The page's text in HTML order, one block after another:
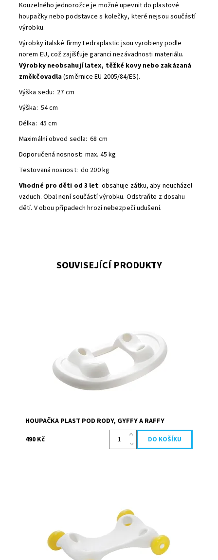
Kouzelného jednorožce je možné upevnit do plastové
houpačky nebo podstavce s kolečky, které nejsou součástí
výrobku.
Výrobky italské firmy Ledraplastic jsou vyrobeny podle
norem EU, což zajišťuje garanci nezávadnosti materiálu.
Výrobky neobsahují latex, těžké kovy nebo zakázaná
změkčovadla(směrnice EU 2005/84/ES).
Výška sedu: 27 cm
Výška: 54 cm
Délka: 45 cm
Maximálníobvod sedla: 68 cm
Doporučená nosnost: max. 45 kg
Testovaná nosnost: do 200 kg
Vhodné pro děti od 3 let: obsahuje zátku, aby neucházel
vzduch. Obal není součástí výrobku. Odstraňte z dosahu
dětí. V obou případech hrozí nebezpečí udušení.
SOUVISEJÍCÍ PRODUKTY
žirafu Gyffy a Raffy. Ze skákacího zvířatka se stane
Skladem
3850
Ledraplastic S.p.A. - Gymnic
HOUPAČKA PLAST POD RODY, GYFFY A RAFFY
490 Kč
Základna s pevnými plastovými koly určená k použití na
výrobky Rody, Gyffy, Raffy a Kody.
Dostupnost:
11480
Značka:
Ledraplastic S.p.A. - Gymnic